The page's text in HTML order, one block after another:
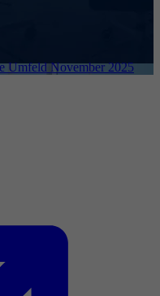
Umfeld November 2025